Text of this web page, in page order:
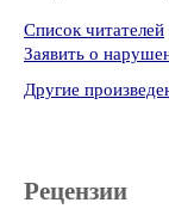
Список читателей
Заявить о
Другие
Рецензии